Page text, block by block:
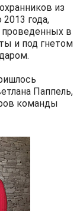
из
года,
проведенных в
и под гнетом
Паппель,
команды